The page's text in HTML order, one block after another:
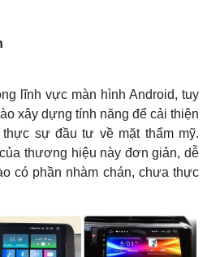
lĩnh vực màn hình Android, tuy
xây dựng tính năng để cải thiện
sự đầu tư về mặt thẩm mỹ.
thương hiệu này đơn giản, dễ
có phần nhàm chán, chưa thực